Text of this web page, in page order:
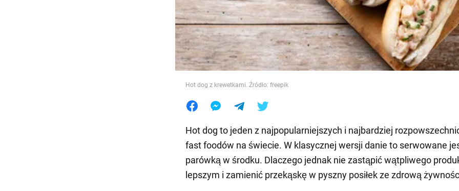
Jedzenie
Hot dog z krewetkami. Źródło: freepik
Hot dog to jeden z najpopularniejszych i najbardziej
fast foodów na świecie. W klasycznej wersji danie to serwowane
parówką w środku. Dlaczego jednak nie zastąpić wątpliwego
lepszym i zamienić przekąskę w pyszny posiłek ze zdrową